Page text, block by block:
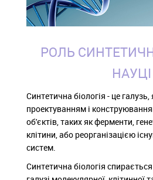
РОЛЬ
НАУЦІ
Синтетична біологія - це
проектуванням і
об'єктів, таких як ферменти,
клітини, або реорганізацією
систем.
Синтетична біологія